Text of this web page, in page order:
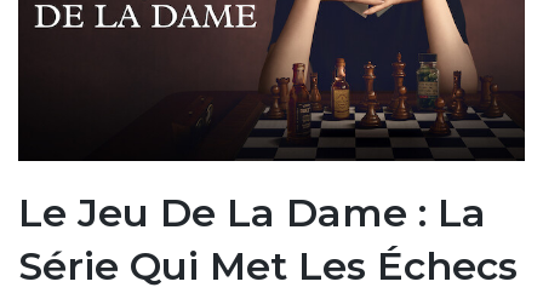
Le Jeu De La Dame : La
Série Qui Met Les Échecs